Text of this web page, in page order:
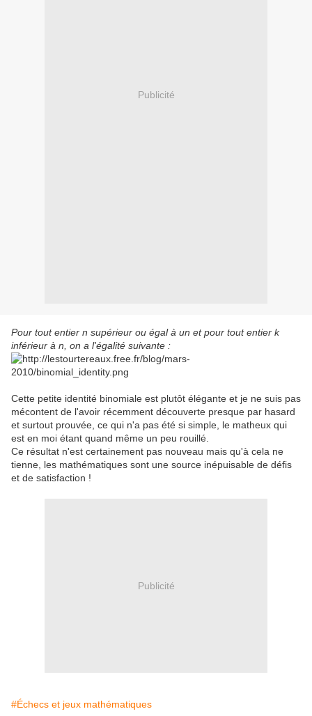
Publicité
Pour tout entier n supérieur ou égal à un et pour tout entier k
inférieur à n, on a l'égalité suivante :
Cette petite identité binomiale est plutôt élégante et je ne suis pas
mécontent de l'avoir récemment découverte presque par hasard
et surtout prouvée, ce qui n'a pas été si simple, le matheux qui
est en moi étant quand même un peu rouillé.
Ce résultat n'est certainement pas nouveau mais qu'à cela ne
tienne, les mathématiques sont une source inépuisable de défis
et de satisfaction !
Publicité
#Échecs et jeux mathématiques